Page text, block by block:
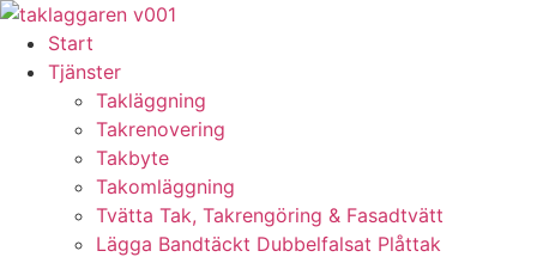
Skip
content
Start
Tjänster
Takläggning
Takrenovering
Takbyte
Takomläggning
Tvätta Tak, Takrengöring & Fasadtvätt
Lägga Bandtäckt Dubbelfalsat Plåttak